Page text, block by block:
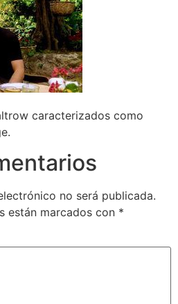
caracterizados como
no será publicada.
están marcados con *